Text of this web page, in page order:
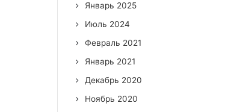
Январь 2025
Июль 2024
Февраль 2021
Январь 2021
Декабрь 2020
Ноябрь 2020